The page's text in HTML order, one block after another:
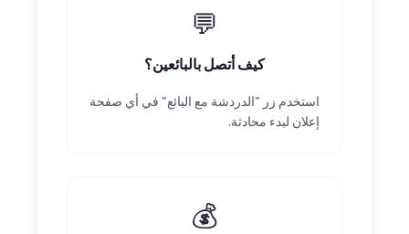
💬
كيف أتصل بالبائعين؟
استخدم زر "الدردشة مع البائع" في أي صفحة
إعلان لبدء محادثة.
💰